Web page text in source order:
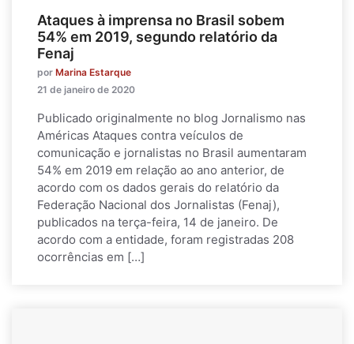
Ataques à imprensa no Brasil sobem
54% em 2019, segundo relatório da
Fenaj
por Marina Estarque
21 de janeiro de 2020
Publicado originalmente no blog Jornalismo nas
Américas Ataques contra veículos de
comunicação e jornalistas no Brasil aumentaram
54% em 2019 em relação ao ano anterior, de
acordo com os dados gerais do relatório da
Federação Nacional dos Jornalistas (Fenaj),
publicados na terça-feira, 14 de janeiro. De
acordo com a entidade, foram registradas 208
ocorrências em […]